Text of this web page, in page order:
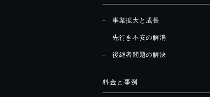
事業拡大と成長
先行き不安の解消
後継者問題の解決
料金と事例